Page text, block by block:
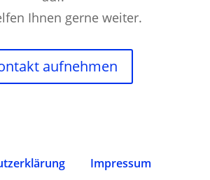
Ihnen gerne weiter.
aufnehmen
Impressum